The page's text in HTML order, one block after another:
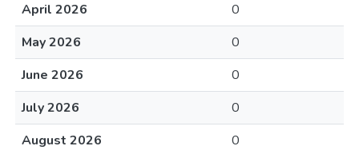
April 2026
0
May 2026
0
June 2026
0
July 2026
0
August 2026
0